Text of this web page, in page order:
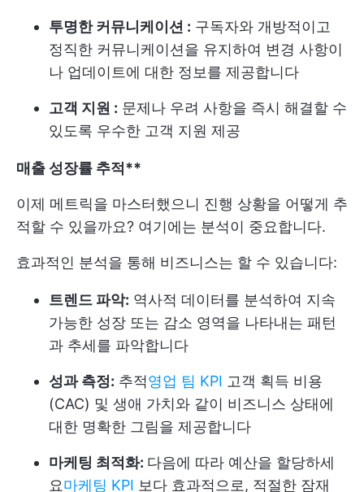
투명한 커뮤니케이션 : 구독자와 개방적이고
정직한 커뮤니케이션을 유지하여 변경 사항이
나 업데이트에 대한 정보를 제공합니다
고객 지원 : 문제나 우려 사항을 즉시 해결할 수
있도록 우수한 고객 지원 제공
매출 성장률 추적**
이제 메트릭을 마스터했으니 진행 상황을 어떻게 추
적할 수 있을까요? 여기에는 분석이 중요합니다.
효과적인 분석을 통해 비즈니스는 할 수 있습니다:
트렌드 파악: 역사적 데이터를 분석하여 지속
가능한 성장 또는 감소 영역을 나타내는 패턴
과 추세를 파악합니다
성과 측정: 추적영업 팀 KPI 고객 획득 비용
(CAC) 및 생애 가치와 같이 비즈니스 상태에
대한 명확한 그림을 제공합니다
마케팅 최적화: 다음에 따라 예산을 할당하세
요마케팅 KPI 보다 효과적으로, 적절한 잠재